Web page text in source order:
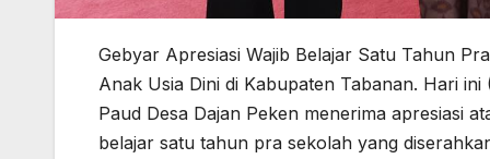
Gebyar Apresiasi Wajib Belajar Satu Tahun
Anak Usia Dini di Kabupaten Tabanan. Hari
Paud Desa Dajan Peken menerima apresiasi
belajar satu tahun pra sekolah yang